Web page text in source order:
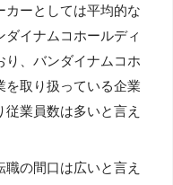
カーとしては平均的な
イナムコホールディ
り、バンダイナムコホ
を取り扱っている企業
業員数は多いと言え
の間口は広いと言え